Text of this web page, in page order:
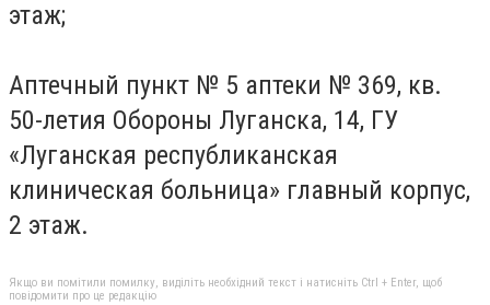
этаж;
Аптечный пункт № 5 аптеки № 369, кв.
50-летия Обороны Луганска, 14, ГУ
«Луганская республиканская
клиническая больница» главный корпус,
2 этаж.
Якщо ви помітили помилку, виділіть необхідний текст і натисніть Ctrl + Enter, щоб
повідомити про це редакцію